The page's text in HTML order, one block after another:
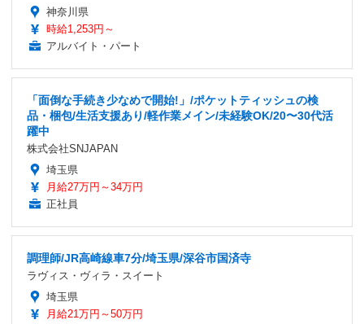
神奈川県
時給1,253円～
アルバイト・パート
「面倒な手続き少なめで開始!」/ポケットティッシュの検
品・梱包/生活支援あり/軽作業メイン/未経験OK/20〜30代活
躍中
株式会社SNJAPAN
埼玉県
月給27万円～34万円
正社員
調理師/JR高崎線車7分/埼玉県/深谷市国済寺
ラヴィス・ヴィラ・スイート
埼玉県
月給21万円～50万円